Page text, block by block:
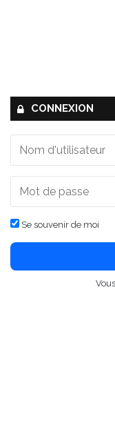
CONNEXION
Se souvenir de moi